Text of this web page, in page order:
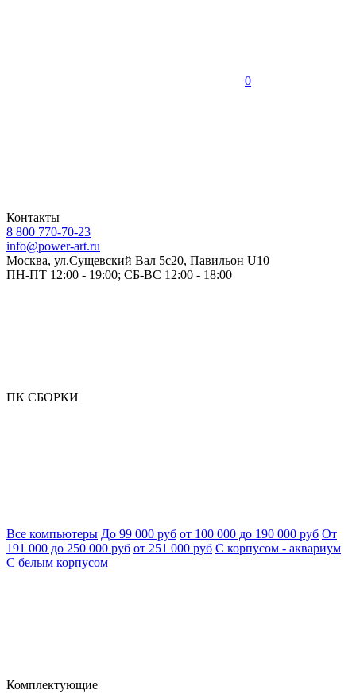
0
Контакты
8 800 770-70-23
info@power-art.ru
Москва, ул.Сущевский Вал 5с20, Павильон U10
ПН-ПТ 12:00 - 19:00; СБ-ВС 12:00 - 18:00
ПК СБОРКИ
Все компьютеры До 99 000 руб от 100 000 до 190 000 руб От
191 000 до 250 000 руб от 251 000 руб С корпусом - аквариум
С белым корпусом
Комплектующие